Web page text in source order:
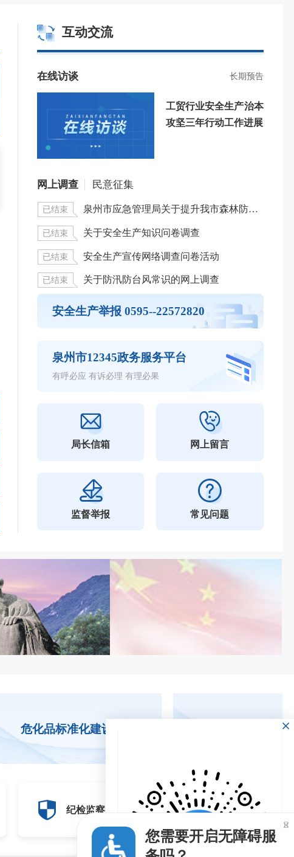
泉州市安全生产培训机构公告名单
泉州市应急管理局关于已登记的安全生产社会化服务机构的公告
特种作业操作证及安全生产知识和管理能力考核合格信息查询平台
关于泉州市高危行业领域安全技能提升行动第十三批培训补贴审核结果的公示
关于泉州市高危行业领域安全技能提升行动第十二批培训补贴审核结果的公示
关于泉州市高危行业领域安全技能提升行动第十一批培训补贴审核结果的公示
已生产矿山生产系统
已生产矿山生产系统
新建矿山生产系统
互动交流
在线访谈 长期预告
工贸行业安全生产治本
攻坚三年行动工作进展
网上调查 民意征集
已结束 泉州市应急管理局关于提升我市森林防灭火宣传力度的问卷调查
已结束 关于安全生产知识问卷调查
已结束 安全生产宣传网络调查问卷活动
已结束 关于防汛防台风常识的网上调查
安全生产举报 0595--22572820
泉州市12345政务服务平台
有呼必应 有诉必理 有理必果
局长信箱 网上留言
监督举报 常见问题
危化品标准化建设
纪检监察
纪检信息
您需要开启无障碍服
